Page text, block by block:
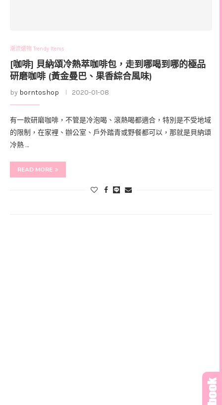
潮流選物 Trendy Items
[咖啡] 貝納頌冷熱萃咖啡包，走到哪喝到哪的極品
研磨咖啡 (黃金曼巴、果香綜合風味)
by borntoshop 2020-01-08
有一款研磨咖啡，不管是冷泡喝、滾熱喝都適合，特別是不受地域
的限制，在家裡、辦公室、戶外踏青或野餐都可以，那就是貝納頌
冷熱 …
READ MORE